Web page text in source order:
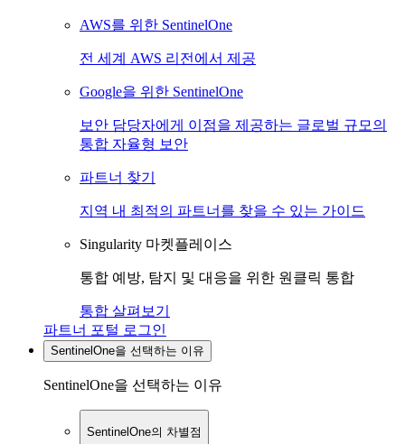
AWS를 위한 SentinelOne
전 세계 AWS 리전에서 제공
Google을 위한 SentinelOne
보안 담당자에게 이점을 제공하는 글로벌 규모의
통합 자율형 보안
파트너 찾기
지역 내 최적의 파트너를 찾을 수 있는 가이드
Singularity 마켓플레이스
통합 예방, 탐지 및 대응을 위한 원클릭 통합
통합 살펴보기
파트너 포털 로그인
SentinelOne을 선택하는 이유
SentinelOne을 선택하는 이유
SentinelOne의 차별점